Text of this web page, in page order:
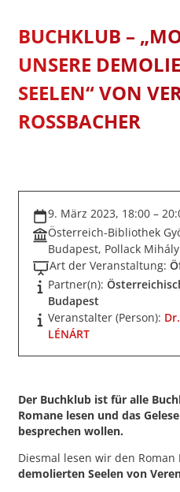
BUCHKLUB –
UNSERE
SEELEN“ VON
ROSSBACHER
9. März 2023, 18:00 –
Österreich-Bibliothek
Budapest, Pollack
Art der Veranstaltung:
Partner(n):
Budapest
Veranstalter (Person):
LÉNÁRT
Der Buchklub ist für alle
Romane lesen und das
besprechen wollen.
Diesmal lesen wir den Roman
demolierten Seelen von